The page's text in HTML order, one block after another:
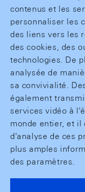
contenus et les
personnaliser les
des liens vers les
des cookies, des
technologies. De
analysée de
sa convivialité.
également
services vidéo à
monde entier, et
d'analyse de ces
plus amples
des paramètres.